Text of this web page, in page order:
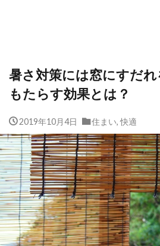
暑さ対策には窓にすだ
もたらす効果とは？
2019年10月4日 住まい,快適